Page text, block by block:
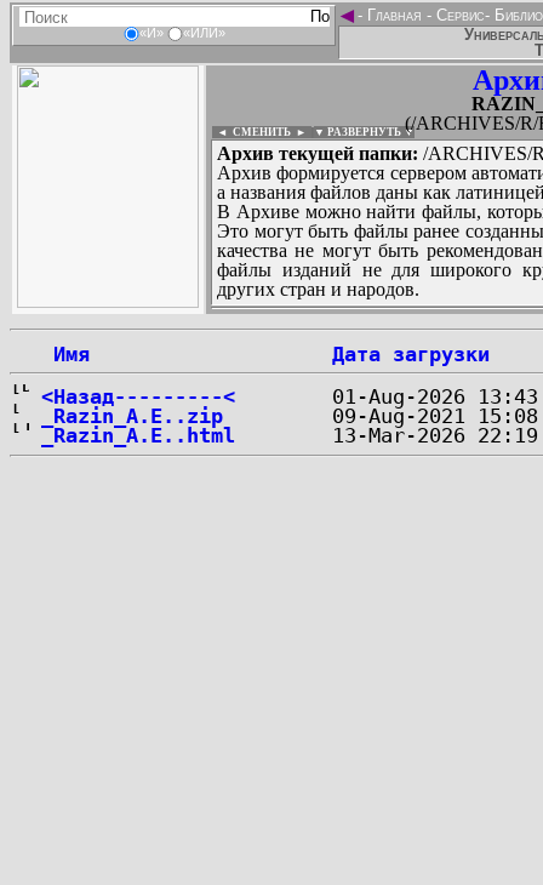
«И» «ИЛИ»
◄- Главная - Сервис-
(/ARCHIVES/R/
◄ СМЕНИТЬ ► ▼ РАЗВЕРНУТЬ ▼
Архив текущей папки: /ARCHIVES/
Архив формируется сервером
а названия файлов даны как
В Архиве можно найти файлы,
Это могут быть файлы ранее
качества не могут быть
файлы изданий не для широкого
других стран и народов.
Имя
Дата загрузки
<Назад---------<
_Razin_A.E..zip
_Razin_A.E..html